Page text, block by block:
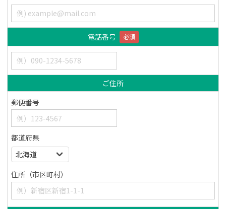
電話番号 必須
ご住所
郵便番号
都道府県
住所（市区町村）